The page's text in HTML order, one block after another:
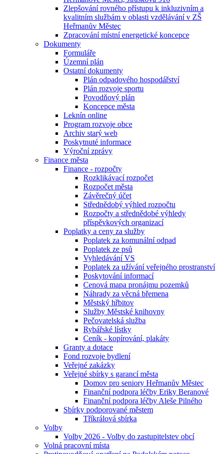
Zlepšování rovného přístupu k inkluzivním a
kvalitním službám v oblasti vzdělávání v ZŠ
Heřmanův Městec
Zpracování místní energetické koncepce
Dokumenty
Formuláře
Územní plán
Ostatní dokumenty
Plán odpadového hospodářství
Plán rozvoje sportu
Povodňový plán
Koncepce města
Leknín online
Program rozvoje obce
Archiv starý web
Poskytnuté informace
Výroční zprávy
Finance města
Finance - rozpočty
Rozklikávací rozpočet
Rozpočet města
Závěrečný účet
Střednědobý výhled rozpočtu
Rozpočty a střednědobé výhledy
příspěvkových organizací
Poplatky a ceny za služby
Poplatek za komunální odpad
Poplatek ze psů
Vyhledávání VS
Poplatek za užívání veřejného prostranství
Poskytování informací
Cenová mapa pronájmu pozemků
Náhrady za věcná břemena
Městský hřbitov
Služby Městské knihovny
Pečovatelská služba
Rybářské lístky
Ceník - kopírování, plakáty
Granty a dotace
Fond rozvoje bydlení
Veřejné zakázky
Veřejné sbírky s garancí města
Domov pro seniory Heřmanův Městec
Finanční podpora léčby Eriky Beranové
Finanční podpora léčby Aleše Pilného
Sbírky podporované městem
Tříkrálová sbírka
Volby
Volby 2026 - Volby do zastupitelstev obcí
Volná pracovní místa